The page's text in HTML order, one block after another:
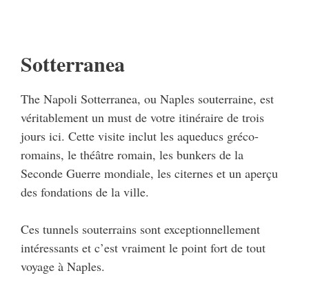
Sotterranea
The Napoli Sotterranea, ou Naples souterraine, est
véritablement un must de votre itinéraire de trois
jours ici. Cette visite inclut les aqueducs gréco-
romains, le théâtre romain, les bunkers de la
Seconde Guerre mondiale, les citernes et un aperçu
des fondations de la ville.
Ces tunnels souterrains sont exceptionnellement
intéressants et c’est vraiment le point fort de tout
voyage à Naples.